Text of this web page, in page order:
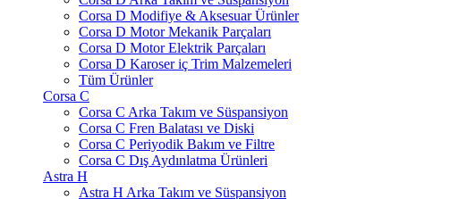
Corsa D Modifiye & Aksesuar Ürünler
Corsa D Motor Mekanik Parçaları
Corsa D Motor Elektrik Parçaları
Corsa D Karoser iç Trim Malzemeleri
Tüm Ürünler
Corsa C
Corsa C Arka Takım ve Süspansiyon
Corsa C Fren Balatası ve Diski
Corsa C Periyodik Bakım ve Filtre
Corsa C Dış Aydınlatma Ürünleri
Astra H
Astra H Arka Takım ve Süspansiyon